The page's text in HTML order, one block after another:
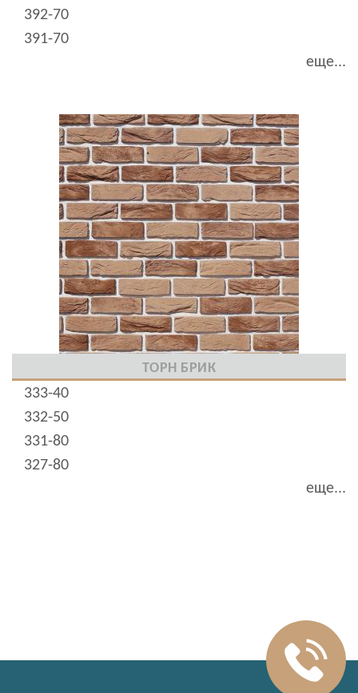
392-70
391-70
еще...
ТОРН БРИК
333-40
332-50
331-80
327-80
еще...